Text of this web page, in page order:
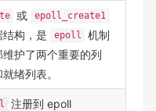
或 epoll_create1
构，是 epoll
机制
护了两个重要的列
绪列表。
注册到 epoll